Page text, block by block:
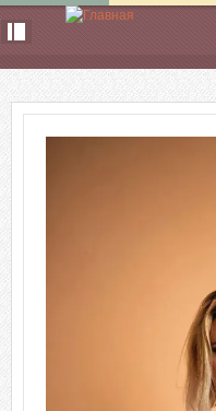
Перейти к основному содержанию